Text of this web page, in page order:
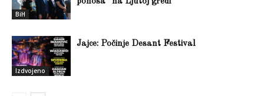
BiH
Izdvojeno
Jajce: Počinje Desant Festival